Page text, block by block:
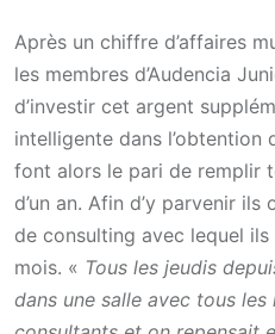
Après un chiffre d’affaires
les membres d’Audencia
d’investir cet argent
intelligente dans l’obtention
font alors le pari de remplir
d’un an. Afin d’y parvenir
de consulting avec lequel
mois. « Tous les jeudis
dans une salle avec tous